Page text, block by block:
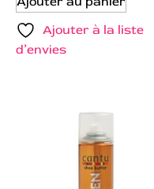
Ajouter à la liste
d’envies